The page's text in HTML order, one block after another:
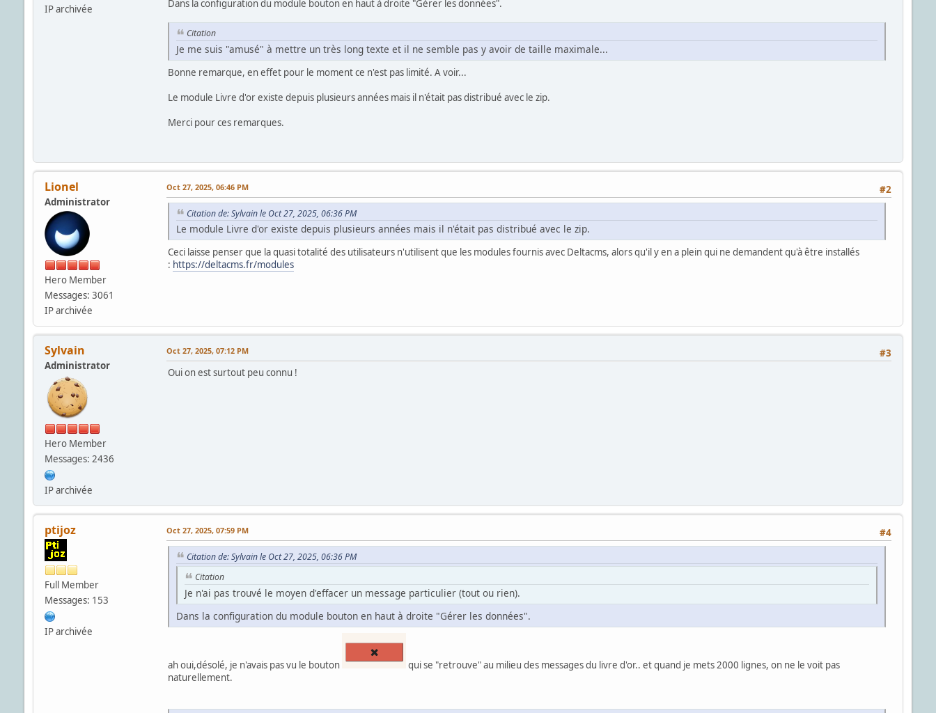
IP archivée Dans la configuration du module bouton en haut à droite "Gérer les données".
Citation
Je me suis "amusé" à mettre un très long texte et il ne semble pas y avoir de taille maximale...
Bonne remarque, en effet pour le moment ce n'est pas limité. A voir...
Le module Livre d'or existe depuis plusieurs années mais il n'était pas distribué avec le zip.
Merci pour ces remarques.
Lionel
Administrator
Hero Member
Messages: 3061
IP archivée
#2
Oct 27, 2025, 06:46 PM
Citation de: Sylvain le Oct 27, 2025, 06:36 PM
Le module Livre d'or existe depuis plusieurs années mais il n'était pas distribué avec le zip.
Ceci laisse penser que la quasi totalité des utilisateurs n'utilisent que les modules fournis avec Deltacms, alors qu'il y en a plein qui ne demandent qu'à être installés
: https://deltacms.fr/modules
Sylvain
Administrator
Hero Member
Messages: 2436
IP archivée
#3
Oct 27, 2025, 07:12 PM
Oui on est surtout peu connu !
ptijoz
Full Member
Messages: 153
IP archivée
#4
Oct 27, 2025, 07:59 PM
Citation de: Sylvain le Oct 27, 2025, 06:36 PM
Citation
Je n'ai pas trouvé le moyen d'effacer un message particulier (tout ou rien).
Dans la configuration du module bouton en haut à droite "Gérer les données".
ah oui,désolé, je n'avais pas vu le bouton
qui se "retrouve" au milieu des messages du livre d'or.. et quand je mets 2000 lignes, on ne le voit pas
naturellement.